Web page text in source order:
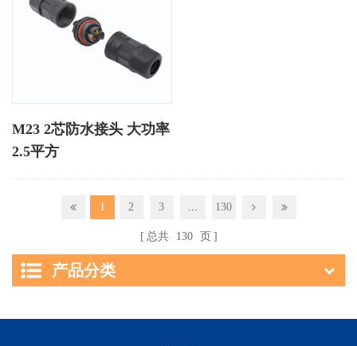
M23 2芯防水接头 大功率
2.5平方
1 2 3 ... 130
总共 130 页
产品分类